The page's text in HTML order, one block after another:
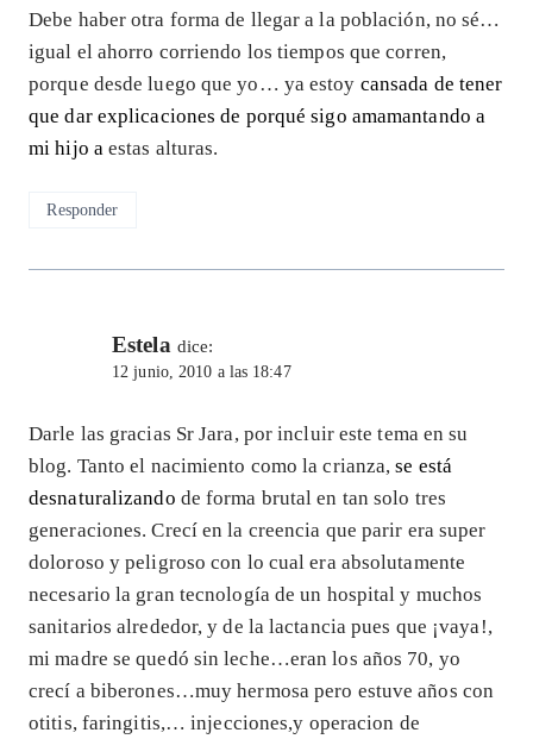
Debe haber otra forma de llegar a la población, no sé…
igual el ahorro corriendo los tiempos que corren,
porque desde luego que yo… ya estoy cansada de tener
que dar explicaciones de porqué sigo amamantando a
mi hijo a estas alturas.
Responder
Estela dice:
12 junio, 2010 a las 18:47
Darle las gracias Sr Jara, por incluir este tema en su
blog. Tanto el nacimiento como la crianza,se está
desnaturalizando de forma brutal en tan solo tres
generaciones. Crecí en la creencia que parir era super
doloroso y peligroso con lo cual era absolutamente
necesario la gran tecnología de un hospital y muchos
sanitarios alrededor, y de la lactancia pues que ¡vaya!,
mi madre se quedó sin leche…eran los años 70, yo
crecí a biberones…muy hermosa pero estuve años con
otitis, faringitis,… injecciones,y operacion de